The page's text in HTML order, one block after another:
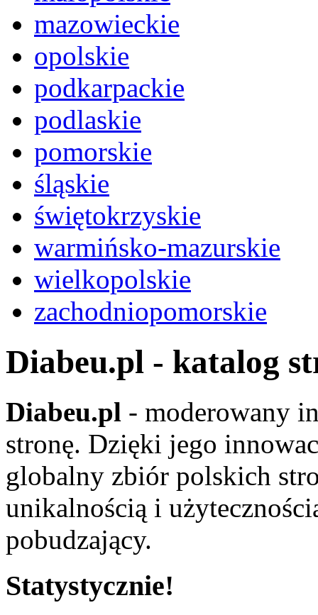
mazowieckie
opolskie
podkarpackie
podlaskie
pomorskie
śląskie
świętokrzyskie
warmińsko-mazurskie
wielkopolskie
zachodniopomorskie
Diabeu.pl - katalog
Diabeu.pl - moderowany
stronę. Dzięki jego
globalny zbiór polskich
unikalnością i
pobudzający.
Statystycznie!